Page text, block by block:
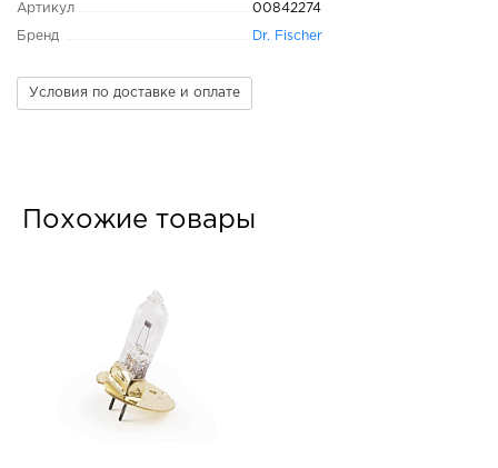
Артикул 00842274
Бренд Dr. Fischer
Условия по доставке и оплате
Похожие товары